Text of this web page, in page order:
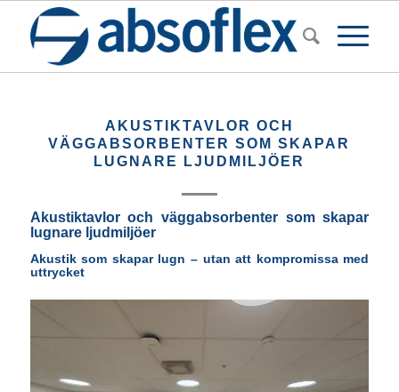
AKUSTIKTAVLOR OCH
VÄGGABSORBENTER SOM SKAPAR
LUGNARE LJUDMILJÖER
Akustiktavlor och väggabsorbenter som skapar
lugnare ljudmiljöer
Akustik som skapar lugn – utan att kompromissa med
uttrycket